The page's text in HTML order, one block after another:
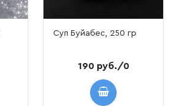
Суп Буйабес, 250 гр
190 руб./0